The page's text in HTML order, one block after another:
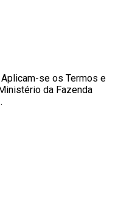
se os Termos e
da Fazenda